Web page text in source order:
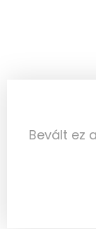
Cink
Bevált ez